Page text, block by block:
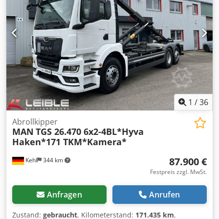
Wir bieten und empfehlen dringend eine Besichtigung
und Prüfung der Ware, damit über die Beschaffenheit und
Eignung beim Käufer keine falschen Vorstellungen
entstehen. Besichtigung und Prüfungen sind jederzeit
nach Terminabsprache möglich und ausdrücklich
erwünscht. Alle Angaben sind ohne Gewähr. Für Irrtümer
und fehlerhafte Angaben im Angebot wird nicht gehaftet.
Der Käufer ist verpflichtet sich selbstständig von Zustand
und Ausstattung der Ware /Fahrzeuge zu überzeugen.
Crodpfx Aex Rz Eioaief Änderungen, Zwischenverkauf und
Irrtümer vorbehalten. - .
Gewerbetreibende. BEI EXPORT IST NUR DER NETTOPREIS
ZU BEZAHLEN !!!!! ALLE ANGABEN OHNE GEWÄHR INS.
AUSSTATTUNG+ZUBEHÖR.Grundlage aller Kaufverträge,
Rechnungen, Proforma-Rechnungen, Bestellungen,
Verkaufsgespräche sind unsere AGBs (Siehe dazu
Impressum).
1 /36
Kehl 344 km
Abrollkipper
MAN TGS 26.470 6x2-4BL*Hyva
Haken*171 TKM*Kamera*
87.900 €
Festpreis zzgl. MwSt.
Anfragen Anrufen
Zustand: gebraucht, Kilometerstand: 171.435 km,